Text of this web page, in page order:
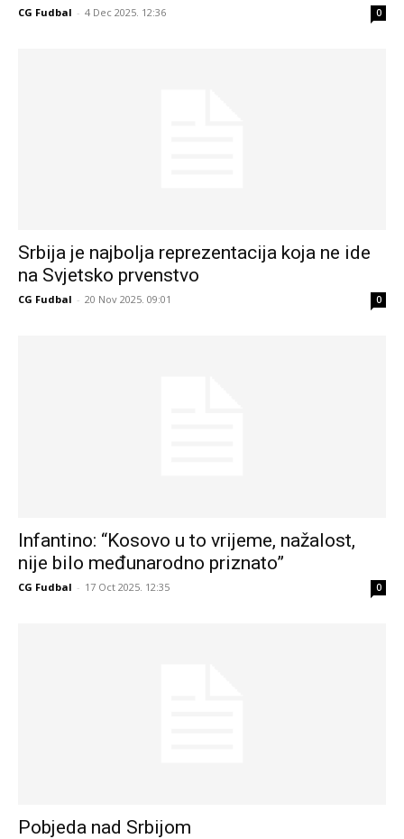
CG Fudbal - 4 Dec 2025. 12:36 0
Srbija je najbolja reprezentacija koja ne ide
na Svjetsko prvenstvo
CG Fudbal - 20 Nov 2025. 09:01 0
Infantino: “Kosovo u to vrijeme, nažalost,
nije bilo međunarodno priznato”
CG Fudbal - 17 Oct 2025. 12:35 0
Pobjeda nad Srbijom